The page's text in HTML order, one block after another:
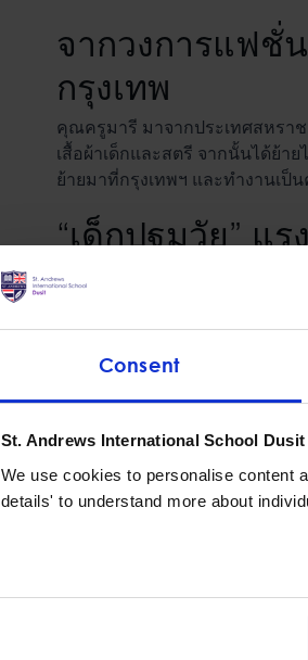
Consent
St. Andrews International School
We use cookies to personalise content
details' to understand more about
จากวงการแฟชั่
กรุงเทพ
คุณครูมารี มาจากประเทศสหรา
เสื้อผ้าเด็กและสตรี จากนั้นได้ย้า
ย้ายมาที่กรุงเทพฯ และทำงานเ
“เด็กปฐมวัย” แ
อนุบาล
เอาชนะความท้าทายต่าง ๆ ที่เกิ
เป็นตัวเองในเวอร์ชันที่ดีที่สุด แล
ที่ทำให้ฉันอบอุ่นหัวใจ” คุณครูมา
“ทักษะที่สำคัญสำหรับเด็กที่เริ่ม
ประสบการณ์ในช่วงแรก ๆ ของ